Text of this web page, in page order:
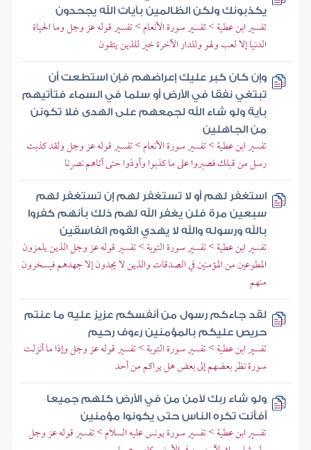
يكذبونك ولكن الظالمين بآيات الله يجحدون
تفسير ابن عطية > تفسير سورة الأنعام > تفسير قوله عز وجل وما الحياة
الدنيا إلا لعب ولهو وللدار الآخرة خير للذين يتقون
وإن كان كبر عليك إعراضهم فإن استطعت أن
تبتغي نفقا في الأرض أو سلما في السماء فتأتيهم
بآية ولو شاء الله لجمعهم على الهدى فلا تكونن
من الجاهلين
تفسير ابن عطية > تفسير سورة الأنعام > تفسير قوله عز وجل ولقد كذبت
رسل من قبلك فصبروا على ما كذبوا وأوذوا حتى أتاهم نصرنا
استغفر لهم أو لا تستغفر لهم إن تستغفر لهم
سبعين مرة فلن يغفر الله لهم ذلك بأنهم كفروا
بالله ورسوله والله لا يهدي القوم الفاسقين
تفسير ابن عطية > تفسير سورة التوبة > تفسير قوله عز وجل الذين يلمزون
المطوعين من المؤمنين في الصدقات والذين لا يجدون إلا جهدهم فيسخرون
منهم
لقد جاءكم رسول من أنفسكم عزيز عليه ما عنتم
حريص عليكم بالمؤمنين رءوف رحيم
تفسير ابن عطية > تفسير سورة التوبة > تفسير قوله عز وجل وإذا ما أنزلت
سورة نظر بعضهم إلى بعض هل يراكم من أحد
ولو شاء ربك لآمن من في الأرض كلهم جميعا
أفأنت تكره الناس حتى يكونوا مؤمنين
تفسير ابن عطية > تفسير سورة يونس عليه السلام > تفسير قوله عز وجل